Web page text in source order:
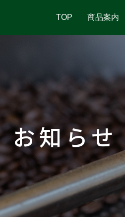
TOP 商品案内
お知らせ